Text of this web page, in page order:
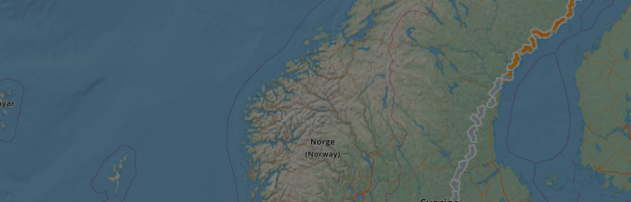
cf_chl_rc_i
Cloudflare, Inc.
gleam.io
59
minutes
42
secondes
This
tests,
__cf_bm
Cloudflare Inc.
.vimeo.com
This
This
on
__cf_bm
Cloudflare Inc.
.gleam.io
secondes
This
This
on the
Politique de